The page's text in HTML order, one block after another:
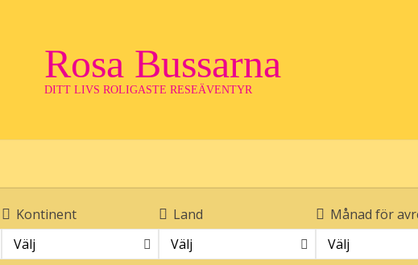
Rosa Bussarna
DITT LIVS ROLIGASTE RESEÄVENTYR
Kontinent
Välj
Land
Välj
Månad för
Välj